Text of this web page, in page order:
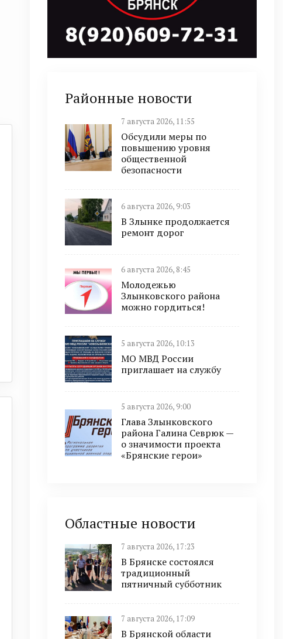
Районные новости
7 августа 2026, 11:55
Обсудили меры по
повышению уровня
общественной
безопасности
6 августа 2026, 9:03
В Злынке продолжается
ремонт дорог
6 августа 2026, 8:45
Молодежью
Злынковского района
можно гордиться!
5 августа 2026, 10:13
МО МВД России
приглашает на службу
5 августа 2026, 9:00
Глава Злынковского
района Галина Севрюк —
о значимости проекта
«Брянские герои»
Областные новости
7 августа 2026, 17:23
В Брянске состоялся
традиционный
пятничный субботник
7 августа 2026, 17:09
В Брянской области